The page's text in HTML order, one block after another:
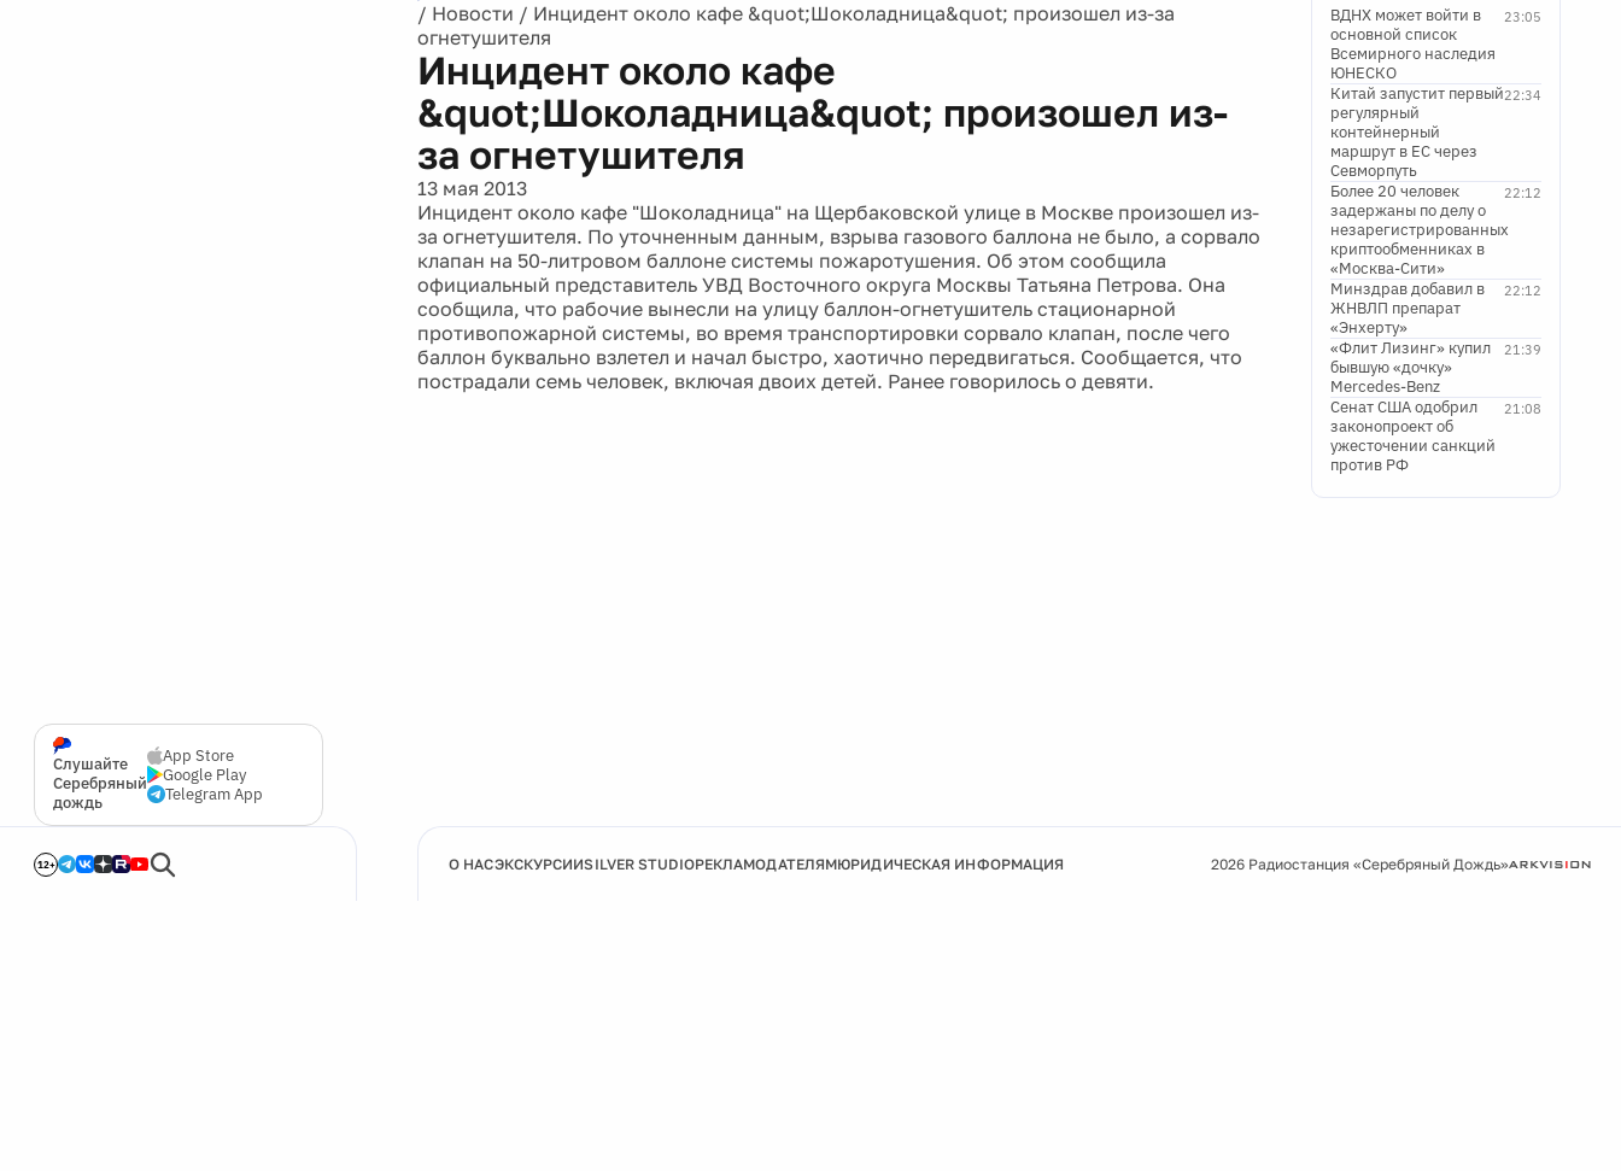
Слушайте
Серебряный
дождь
App Store
Google Play
Telegram App
12+
/ Новости / Инцидент около кафе &quot;Шоколадница&quot; произошел из-за
огнетушителя
Инцидент около кафе
&quot;Шоколадница&quot; произошел из-
за огнетушителя
13 мая 2013
Инцидент около кафе "Шоколадница" на Щербаковской улице в Москве произошел из-
за огнетушителя. По уточненным данным, взрыва газового баллона не было, а сорвало
клапан на 50-литровом баллоне системы пожаротушения. Об этом сообщила
официальный представитель УВД Восточного округа Москвы Татьяна Петрова. Она
сообщила, что рабочие вынесли на улицу баллон-огнетушитель стационарной
противопожарной системы, во время транспортировки сорвало клапан, после чего
баллон буквально взлетел и начал быстро, хаотично передвигаться. Сообщается, что
пострадали семь человек, включая двоих детей. Ранее говорилось о девяти.
23:05
ВДНХ может войти в
основной список
Всемирного наследия
ЮНЕСКО
22:34
Китай запустит первый
регулярный
контейнерный
маршрут в ЕС через
Севморпуть
22:12
Более 20 человек
задержаны по делу о
незарегистрированных
криптообменниках в
«Москва-Сити»
22:12
Минздрав добавил в
ЖНВЛП препарат
«Энхерту»
21:39
«Флит Лизинг» купил
бывшую «дочку»
Mercedes-Benz
21:08
Сенат США одобрил
законопроект об
ужесточении санкций
против РФ
О НАСЭКСКУРСИИSILVER STUDIOРЕКЛАМОДАТЕЛЯМЮРИДИЧЕСКАЯ ИНФОРМАЦИЯ 2026 Радиостанция «Серебряный Дождь»